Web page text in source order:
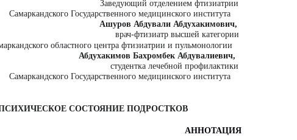
Заведующий отделением фтизиатрии
Самаркандского Государственного медицинского института
Ашуров Абдували Абдухакимович,
врач-фтизиатр высшей категории
областного центра фтизиатрии и пульмонологии
Абдухакимов Бахромбек Абдувалиевич,
студентка лечебной профилактики
Самаркандского Государственного медицинского института
СОСТОЯНИЕ ПОДРОСТКОВ
АННОТАЦИЯ